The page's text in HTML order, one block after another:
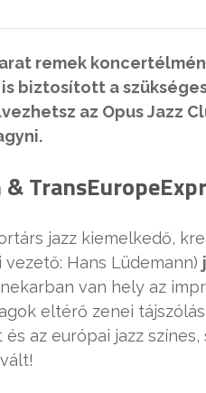
remek
biztosított a
az Opus Jazz
jazz kiemelkedő,
Hans Lüdemann)
van hely az
eltérő zenei
az európai jazz